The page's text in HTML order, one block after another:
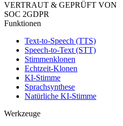
VERTRAUT & GEPRÜFT VON
SOC 2GDPR
Funktionen
Text-to-Speech (TTS)
Speech-to-Text (STT)
Stimmenklonen
Echtzeit-Klonen
KI-Stimme
Sprachsynthese
Natürliche KI-Stimme
Werkzeuge